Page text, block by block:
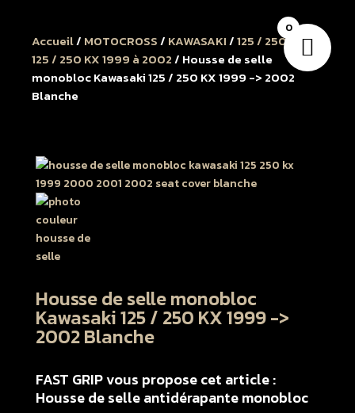
Accueil/ MOTOCROSS/ KAWASAKI/125 / 250 KX/
125 / 250 KX 1999 à 2002/ Housse de selle
monobloc Kawasaki 125 / 250 KX 1999 -> 2002
Blanche
Housse de selle monobloc
Kawasaki 125 / 250 KX 1999 ->
2002 Blanche
FAST GRIP vous propose cet article :
Housse de selle antidérapante monobloc
0